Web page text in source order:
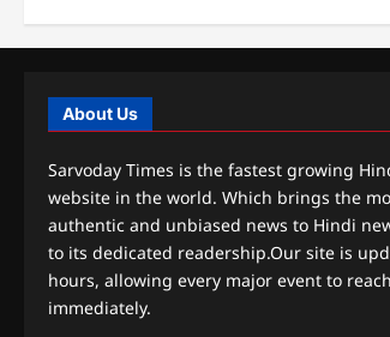
About Us
Sarvoday Times is the fastest growing
website in the world. Which brings the
authentic and unbiased news to Hindi
to its dedicated readership.Our site is
hours, allowing every major event to
immediately.